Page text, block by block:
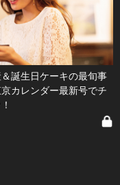
誕生日ケーキの最旬事
カレンダー最新号でチ